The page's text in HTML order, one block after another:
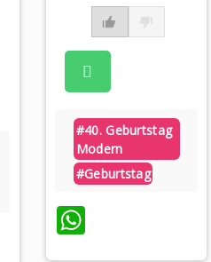
#40. Geburtstag
Modern
#geburtstag